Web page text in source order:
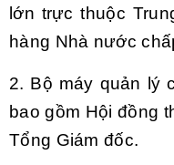
lớn trực thuộc
hàng Nhà nước
2. Bộ máy quản lý
bao gồm Hội đồng
Tổng Giám đốc.